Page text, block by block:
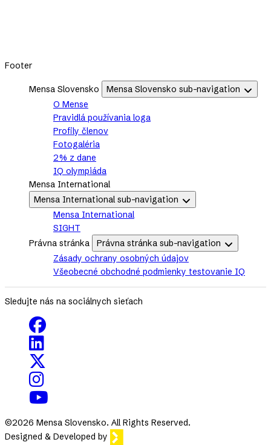
Footer
Mensa Slovensko
Mensa Slovensko sub-navigation
O Mense
Pravidlá používania loga
Profily členov
Fotogaléria
2% z dane
IQ olympiáda
Mensa International
Mensa International sub-navigation
Mensa International
SIGHT
Právna stránka
Právna stránka sub-navigation
Zásady ochrany osobných údajov
Všeobecné obchodné podmienky testovanie IQ
Sledujte nás na sociálnych sieťach
©2026 Mensa Slovensko. All Rights Reserved.
Designed & Developed by